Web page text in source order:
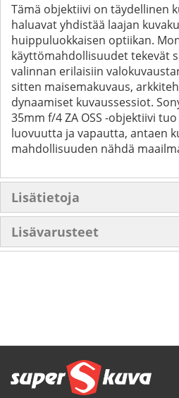
Tämä objektiivi on täydellinen
haluavat yhdistää laajan
huippuluokkaisen optiikan.
käyttömahdollisuudet tekevät
valinnan erilaisiin
sitten maisemakuvaus,
dynaamiset kuvaussessiot.
35mm f/4 ZA OSS -objektiivi
luovuutta ja vapautta, antaen
mahdollisuuden nähdä
Lisätietoja
Lisävarusteet